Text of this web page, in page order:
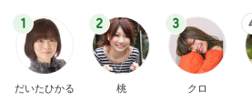
1
だいたひかる
2
桃
3
クロ